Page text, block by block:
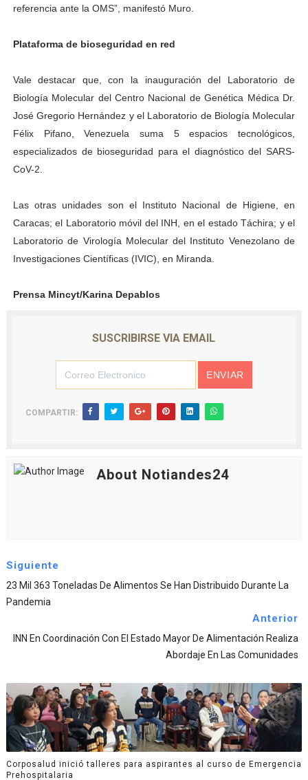
referencia ante la OMS”, manifestó Muro.
Plataforma de bioseguridad en red
Vale destacar que, con la inauguración del Laboratorio de
Biología Molecular del Centro Nacional de Genética Médica Dr.
José Gregorio Hernández y el Laboratorio de Biología Molecular
Félix Pifano, Venezuela suma 5 espacios tecnológicos,
especializados de bioseguridad para el diagnóstico del SARS-
CoV-2.
Las otras unidades son el Instituto Nacional de Higiene, en
Caracas; el Laboratorio móvil del INH, en el estado Táchira; y el
Laboratorio de Virología Molecular del Instituto Venezolano de
Investigaciones Científicas (IVIC), en Miranda.
Prensa Mincyt/Karina Depablos
SUSCRIBIRSE VIA EMAIL
COMPARTIR:
About Notiandes24
Siguiente
23 Mil 363 Toneladas De Alimentos Se Han Distribuido Durante La
Pandemia
Anterior
INN En Coordinación Con El Estado Mayor De Alimentación Realiza
Abordaje En Las Comunidades
Corposalud inició talleres para aspirantes al curso de Emergencia
Prehospitalaria